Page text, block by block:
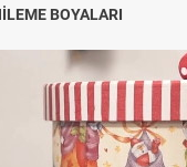
BOYALARI